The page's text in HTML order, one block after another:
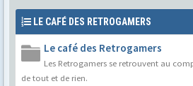
LE CAFÉ DES RETROGAMERS
Le café des Retrogamers
Les Retrogamers se retrouvent au
de tout et de rien.